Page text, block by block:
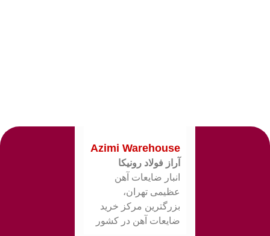
Azimi Warehouse
آراز فولاد رونیکا
انبار ضایعات آهن
عظیمی تهران،
بزرگترین مرکز خرید
ضایعات آهن در کشور